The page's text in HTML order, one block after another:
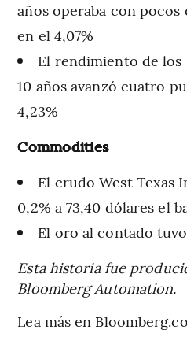
años operaba con pocos
en el 4,07%
El rendimiento de los
10 años avanzó cuatro
4,23%
Commodities
El crudo West Texas
0,2% a 73,40 dólares el
El oro al contado
Esta historia fue
Bloomberg Automation.
Lea más en